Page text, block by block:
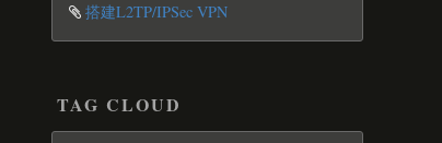
搭建L2TP/IPSec VPN
TAG CLOUD